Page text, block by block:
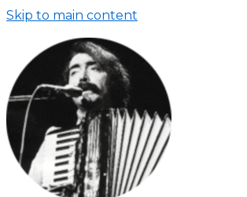
Skip to main content